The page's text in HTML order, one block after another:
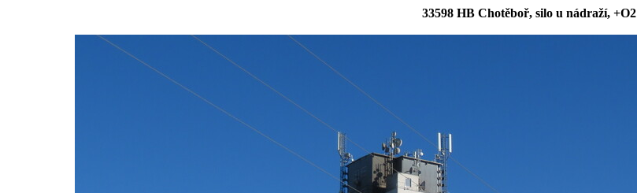
33598 HB Chotěboř, silo u nádraží, +O2